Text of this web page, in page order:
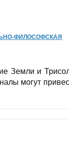
ФИЛОСОФСКАЯ
Земли и
могут